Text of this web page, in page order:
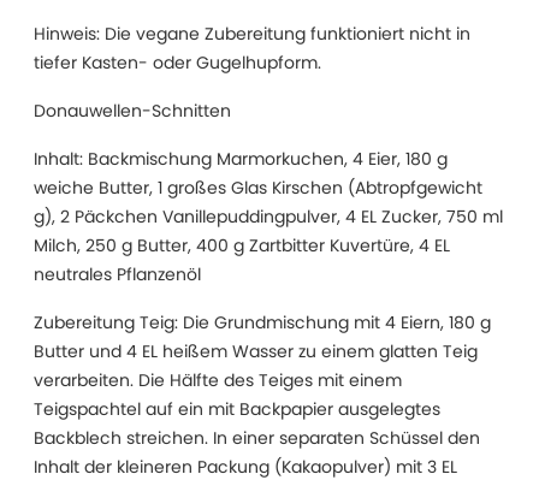
Hinweis: Die vegane Zubereitung funktioniert nicht in
tiefer Kasten- oder Gugelhupform.
Donauwellen-Schnitten
Inhalt: Backmischung Marmorkuchen, 4 Eier, 180 g
weiche Butter, 1 großes Glas Kirschen (Abtropfgewicht
g), 2 Päckchen Vanillepuddingpulver, 4 EL Zucker, 750 ml
Milch, 250 g Butter, 400 g Zartbitter Kuvertüre, 4 EL
neutrales Pflanzenöl
Zubereitung Teig: Die Grundmischung mit 4 Eiern, 180 g
Butter und 4 EL heißem Wasser zu einem glatten Teig
verarbeiten. Die Hälfte des Teiges mit einem
Teigspachtel auf ein mit Backpapier ausgelegtes
Backblech streichen. In einer separaten Schüssel den
Inhalt der kleineren Packung (Kakaopulver) mit 3 EL